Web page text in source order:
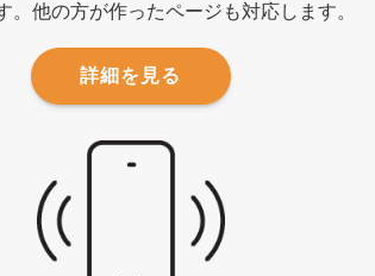
。他の方が作ったページも対応します。
詳細を見る